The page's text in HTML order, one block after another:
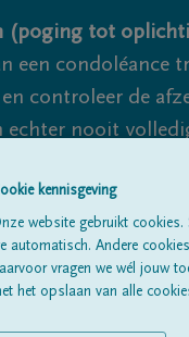
(poging tot
een condoléance
controleer de
nooit
kennisgeving
website gebruikt
automatisch. Andere
vragen we wél jouw
het opslaan van alle